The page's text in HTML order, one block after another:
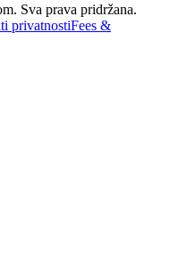
Sva prava pridržana.
privatnostiFees &